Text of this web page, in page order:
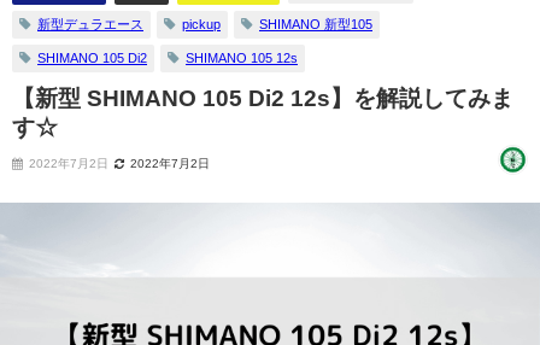
新型デュラエース pickup SHIMANO 新型105
SHIMANO 105 Di2 SHIMANO 105 12s
【新型 SHIMANO 105 Di2 12s】を解説してみま
す☆
2022年7月2日 2022年7月2日